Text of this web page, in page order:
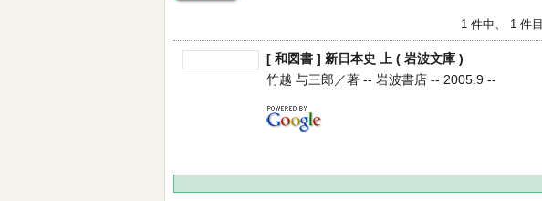
1 件中、 1 件目
[ 和図書 ] 新日本史 上 ( 岩波文庫 )
竹越 与三郎／著 -- 岩波書店 -- 2005.9 --